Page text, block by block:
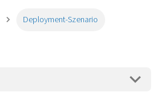
Deployment-Szenario